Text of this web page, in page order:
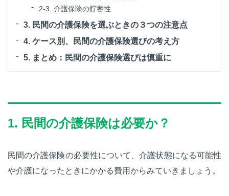
2-3. 介護保険の貯蓄性
3. 民間の介護保険を選ぶときの３つの注意点
4. ケース別、民間の介護保険選びの考え方
5. まとめ：民間の介護保険選びは慎重に
1. 民間の介護保険は必要か？
民間の介護保険の必要性について、介護状態になる可能性
や介護になったときにかかる費用からみていきましょう。